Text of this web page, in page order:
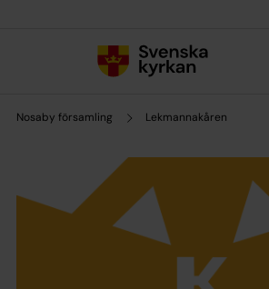
Nosaby församling Lekmannakåren